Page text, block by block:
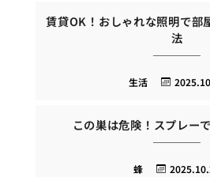
賃貸OK！おしゃれな照明で部
法
生活
この巣は危険！スプレー
蜂